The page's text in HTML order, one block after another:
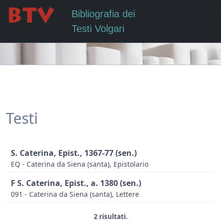
Bibliografia dei
Testi Volgari
Testi
S. Caterina, Epist., 1367-77 (sen.)
EQ - Caterina da Siena (santa), Epistolario
F S. Caterina, Epist., a. 1380 (sen.)
091 - Caterina da Siena (santa), Lettere
2 risultati.